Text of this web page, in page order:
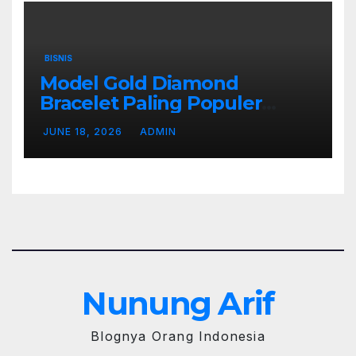
BISNIS
Model Gold Diamond
Bracelet Paling Populer
Sebagai Penyempurna
Penampilan
JUNE 18, 2026 ADMIN
Nunung Arif
Blognya Orang Indonesia